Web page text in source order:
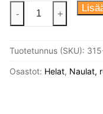
Puuruuvi
3,5X20
95
Messinki
- +
Tuotetunnus (SKU):
Osastot: Helat, Naulat,